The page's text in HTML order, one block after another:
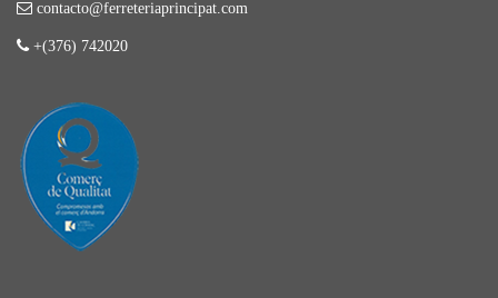
contacto@ferreteriaprincipat.com
+(376) 742020